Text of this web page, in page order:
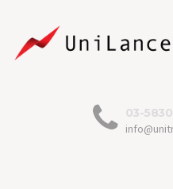
03-